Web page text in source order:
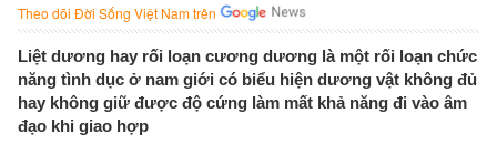
Theo dõi Đời Sống Việt Nam trên
Liệt dương hay rối loạn cương dương là một rối loạn chức
năng tình dục ở nam giới có biểu hiện dương vật không đủ
hay không giữ được độ cứng làm mất khả năng đi vào âm
đạo khi giao hợp